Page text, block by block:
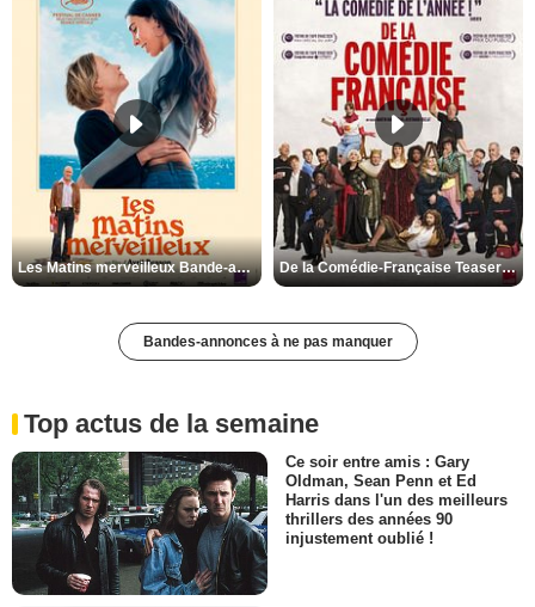
Les Matins merveilleux Bande-annonce VF De la Comédie-Française Teaser VF
Bandes-annonces à ne pas manquer
Top actus de la semaine
Ce soir entre amis : Gary
Oldman, Sean Penn et Ed
Harris dans l'un des meilleurs
thrillers des années 90
injustement oublié !